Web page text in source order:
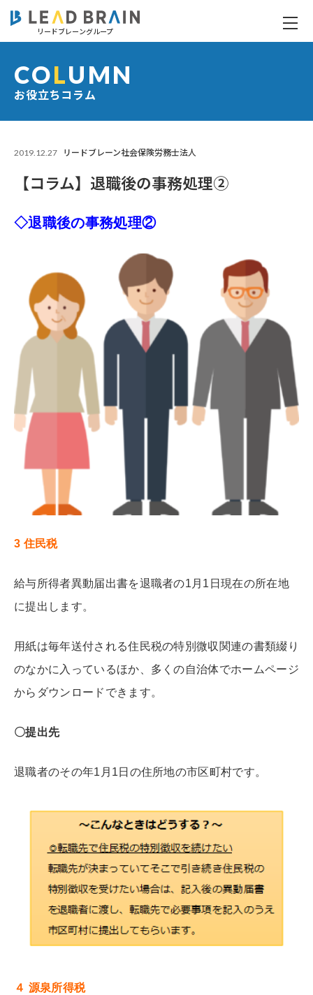
リードブレーングループ
お役立ちコラム
COLUMN
2019.12.27 リードブレーン社会保険労務士法人
【コラム】退職後の事務処理②
◇退職後の事務処理②
3 住民税
給与所得者異動届出書を退職者の1月1日現在の所在地
に提出します。
用紙は毎年送付される住民税の特別微収関連の書類綴り
のなかに入っているほか、多くの自治体でホームページ
からダウンロードできます。
〇提出先
退職者のその年1月1日の住所地の市区町村です。
４ 源泉所得税